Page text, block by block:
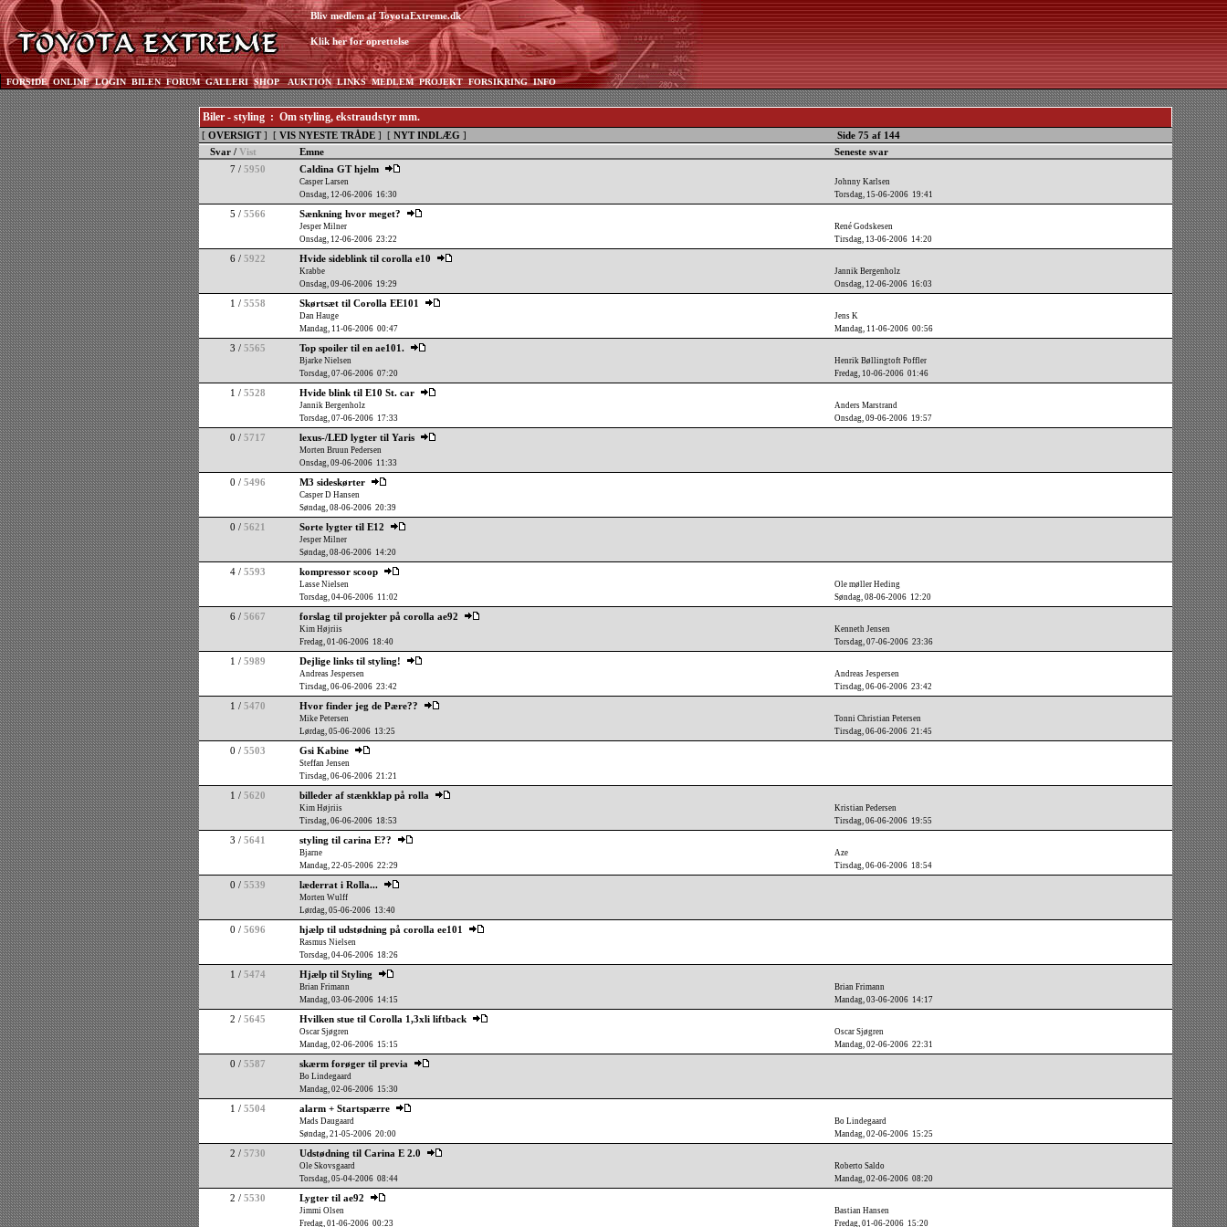
Bliv medlem af ToyotaExtreme.dk
Klik her for oprettelse
FORSIDE ONLINE LOGIN BILEN FORUM GALLERI SHOP AUKTION LINKS MEDLEM PROJEKT FORSIKRING INFO
Biler - styling : Om styling, ekstraudstyr mm.
[ OVERSIGT] [ VIS NYESTE TRÅDE ] [ NYT INDLÆG ]
Side 75 af 144
Svar / Vist Emne
Seneste svar
7 / 5950 Caldina GT hjelm
Casper Larsen
Onsdag, 12-06-2006 16:30
Johnny Karlsen
Torsdag, 15-06-2006 19:41
5 / 5566 Sænkning hvor meget?
Jesper Milner
Onsdag, 12-06-2006 23:22
René Godskesen
Tirsdag, 13-06-2006 14:20
6 / 5922 Hvide sideblink til corolla e10
Krabbe
Onsdag, 09-06-2006 19:29
Jannik Bergenholz
Onsdag, 12-06-2006 16:03
1 / 5558 Skørtsæt til Corolla EE101
Dan Hauge
Mandag, 11-06-2006 00:47
Jens K
Mandag, 11-06-2006 00:56
3 / 5565 Top spoiler til en ae101.
Bjarke Nielsen
Torsdag, 07-06-2006 07:20
Henrik Bøllingtoft Poffler
Fredag, 10-06-2006 01:46
1 / 5528 Hvide blink til E10 St. car
Jannik Bergenholz
Torsdag, 07-06-2006 17:33
Anders Marstrand
Onsdag, 09-06-2006 19:57
0 / 5717 lexus-/LED lygter til Yaris
Morten Bruun Pedersen
Onsdag, 09-06-2006 11:33
0 / 5496 M3 sideskørter
Casper D Hansen
Søndag, 08-06-2006 20:39
0 / 5621 Sorte lygter til E12
Jesper Milner
Søndag, 08-06-2006 14:20
4 / 5593 kompressor scoop
Lasse Nielsen
Torsdag, 04-06-2006 11:02
Ole møller Heding
Søndag, 08-06-2006 12:20
6 / 5667 forslag til projekter på corolla ae92
Kim Højriis
Fredag, 01-06-2006 18:40
Kenneth Jensen
Torsdag, 07-06-2006 23:36
1 / 5989 Dejlige links til styling!
Andreas Jespersen
Tirsdag, 06-06-2006 23:42
Andreas Jespersen
Tirsdag, 06-06-2006 23:42
1 / 5470 Hvor finder jeg de Pære??
Mike Petersen
Lørdag, 05-06-2006 13:25
Tonni Christian Petersen
Tirsdag, 06-06-2006 21:45
0 / 5503 Gsi Kabine
Steffan Jensen
Tirsdag, 06-06-2006 21:21
1 / 5620 billeder af stænkklap på rolla
Kim Højriis
Tirsdag, 06-06-2006 18:53
Kristian Pedersen
Tirsdag, 06-06-2006 19:55
3 / 5641 styling til carina E??
Bjarne
Mandag, 22-05-2006 22:29
Aze
Tirsdag, 06-06-2006 18:54
0 / 5539 læderrat i Rolla...
Morten Wulff
Lørdag, 05-06-2006 13:40
0 / 5696 hjælp til udstødning på corolla ee101
Rasmus Nielsen
Torsdag, 04-06-2006 18:26
1 / 5474 Hjælp til Styling
Brian Frimann
Mandag, 03-06-2006 14:15
Brian Frimann
Mandag, 03-06-2006 14:17
2 / 5645 Hvilken stue til Corolla 1,3xli liftback
Oscar Sjøgren
Mandag, 02-06-2006 15:15
Oscar Sjøgren
Mandag, 02-06-2006 22:31
0 / 5587 skærm forøger til previa
Bo Lindegaard
Mandag, 02-06-2006 15:30
1 / 5504 alarm + Startspærre
Mads Daugaard
Søndag, 21-05-2006 20:00
Bo Lindegaard
Mandag, 02-06-2006 15:25
2 / 5730 Udstødning til Carina E 2.0
Ole Skovsgaard
Torsdag, 05-04-2006 08:44
Roberto Saldo
Mandag, 02-06-2006 08:20
2 / 5530 Lygter til ae92
Jimmi Olsen
Fredag, 01-06-2006 00:23
Bastian Hansen
Fredag, 01-06-2006 15:20